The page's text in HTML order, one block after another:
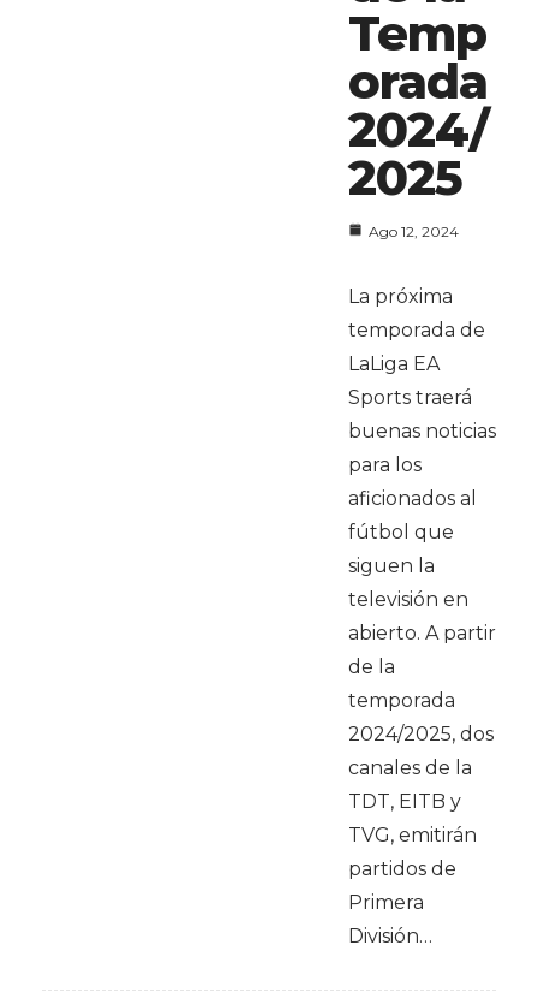
Temp
orada
2024/
2025
Ago 12, 2024
La próxima
temporada de
LaLiga EA
Sports traerá
buenas noticias
para los
aficionados al
fútbol que
siguen la
televisión en
abierto. A partir
de la
temporada
2024/2025, dos
canales de la
TDT, EITB y
TVG, emitirán
partidos de
Primera
División…